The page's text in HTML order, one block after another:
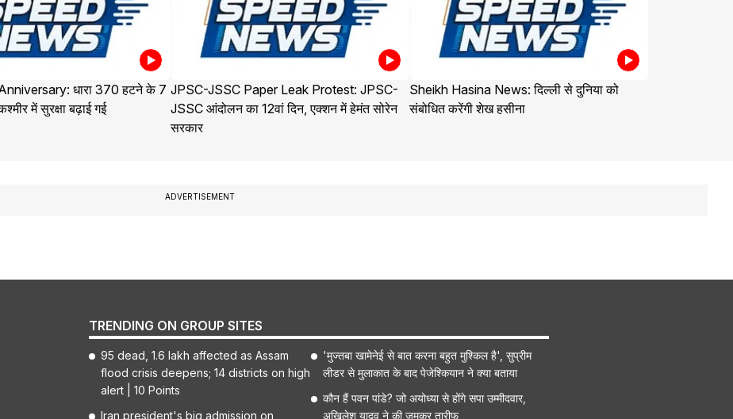
धारा 370 हटने के 7
में सुरक्षा बढ़ाई गई
JPSC-JSSC Paper Leak Protest: JPSC-
JSSC आंदोलन का 12वां दिन, एक्शन में हेमंत सोरेन
सरकार
Sheikh Hasina News: दिल्ली से दुनिया को
संबोधित करेंगी शेख हसीना
ADVERTISEMENT
TRENDING ON GROUP SITES
95 dead, 1.6 lakh affected as Assam
flood crisis deepens; 14 districts on high
alert | 10 Points
Iran president's big admission on
'मुज्तबा खामेनेई से बात करना बहुत मुश्किल है', सुप्रीम
लीडर से मुलाकात के बाद पेजेश्कियान ने क्या बताया
कौन हैं पवन पांडे? जो अयोध्या से होंगे सपा उम्मीदवार,
अखिलेश यादव ने की जमकर तारीफ